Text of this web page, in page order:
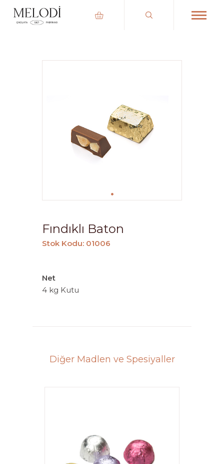
Fındıklı Baton
Stok Kodu: 01006
Net
4 kg Kutu
Diğer Madlen ve Spesiyaller